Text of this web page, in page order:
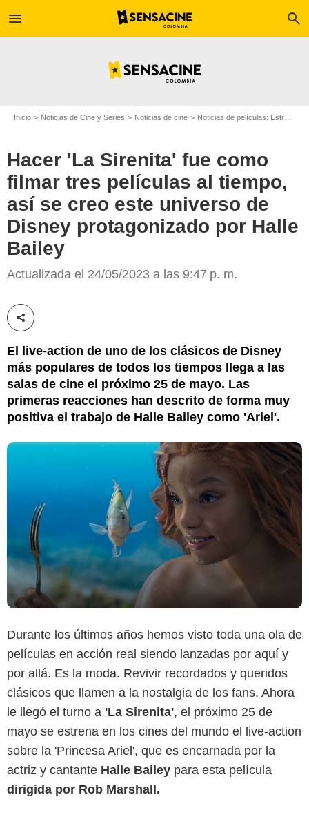
menu search
Inicio Noticias de Cine y Series Noticias de cine Noticias de películas: Estreno de película
Hacer 'La Sirenita' fue como
filmar tres películas al tiempo,
así se creo este universo de
Disney protagonizado por Halle
Bailey
Actualizada el 24/05/2023 a las 9:47 p. m.
Compartir esta noticia
El live-action de uno de los clásicos de Disney
más populares de todos los tiempos llega a las
salas de cine el próximo 25 de mayo. Las
primeras reacciones han descrito de forma muy
positiva el trabajo de Halle Bailey como 'Ariel'.
Durante los últimos años hemos visto toda una ola de
películas en acción real siendo lanzadas por aquí y
por allá. Es la moda. Revivir recordados y queridos
clásicos que llamen a la nostalgia de los fans. Ahora
le llegó el turno a 'La Sirenita', el próximo 25 de
mayo se estrena en los cines del mundo el live-action
sobre la 'Princesa Ariel', que es encarnada por la
actriz y cantante Halle Bailey para esta película
dirigida por Rob Marshall.